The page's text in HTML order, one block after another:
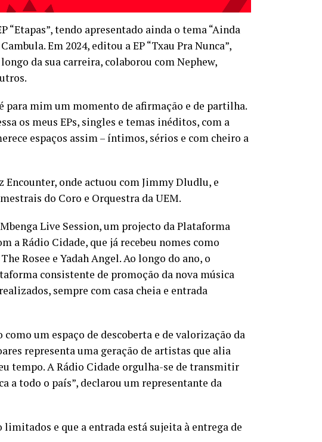
“Etapas”, tendo apresentado ainda o tema “Ainda
Em 2024, editou a EP “Txau Pra Nunca”,
da sua carreira, colaborou com Nephew,
para mim um momento de afirmação e de partilha.
os meus EPs, singles e temas inéditos, com a
espaços assim – íntimos, sérios e com cheiro a
onde actuou com Jimmy Dludlu, e
do Coro e Orquestra da UEM.
Live Session, um projecto da Plataforma
a Rádio Cidade, que já recebeu nomes como
Rosee e Yadah Angel. Ao longo do ano, o
consistente de promoção da nova música
sempre com casa cheia e entrada
um espaço de descoberta e de valorização da
representa uma geração de artistas que alia
tempo. A Rádio Cidade orgulha-se de transmitir
a todo o país”, declarou um representante da
e que a entrada está sujeita à entrega de